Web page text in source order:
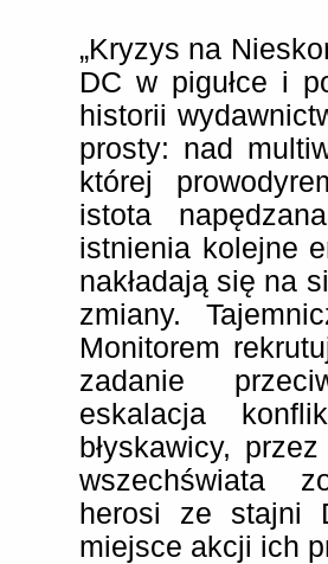
„Kryzys na
DC w pigułce i
historii
prosty: nad
której
istota
istnienia kolejne
nakładają się na
zmiany.
Monitorem
zadanie
eskalacja
błyskawicy,
wszechświata
herosi ze stajni
miejsce akcji ich